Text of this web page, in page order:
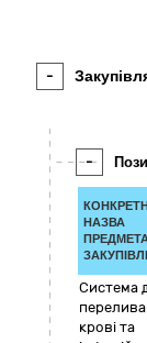
-
-
НАЗВА
ЗАКУПІВЛІ
Система
крові та